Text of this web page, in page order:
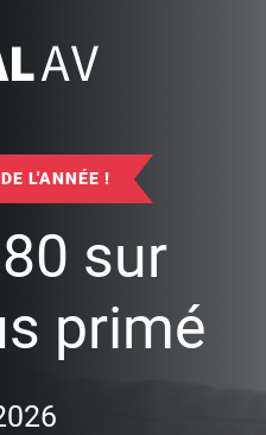
L'ANNÉE !
80 sur
primé